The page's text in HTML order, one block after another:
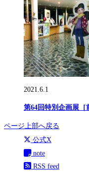
2021.6.1
第64回特別企画展
ページ上部へ戻る
公式X
note
RSS feed